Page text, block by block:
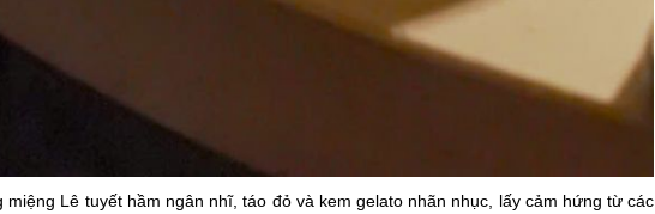
miệng Lê tuyết hầm ngân nhĩ, táo đỏ và kem gelato nhãn nhục, lấy cảm hứng từ các